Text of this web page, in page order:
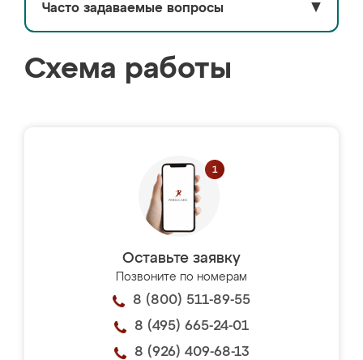
Часто задаваемые вопросы ▼
Схема работы
Оставьте заявку
Позвоните по номерам
8 (800) 511-89-55
8 (495) 665-24-01
8 (926) 409-68-13